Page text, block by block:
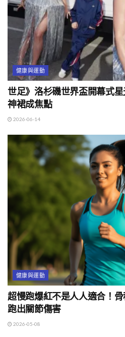
健康與運動
世足》洛杉磯世界盃開幕式
神裙成焦點
2026-06-14
健康與運動
超慢跑爆紅不是人人適合！
跑出關節傷害
2026-05-08